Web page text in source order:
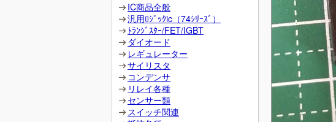
IC商品全般
汎用ﾛｼﾞｯｸic（74ｼﾘｰｽﾞ）
ﾄﾗﾝｼﾞｽﾀｰ/FET/IGBT
ダイオード
レギュレーター
サイリスタ
コンデンサ
リレイ各種
センサー類
スイッチ関連